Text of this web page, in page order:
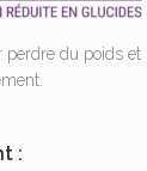
perdre du poids et
: